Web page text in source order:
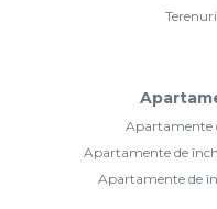
Apartamente
Apartamente de
Apartamente de